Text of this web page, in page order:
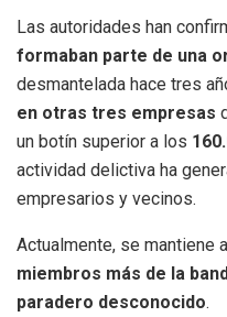
Las autoridades han
formaban parte de una
desmantelada hace tres
en otras tres empresas
un botín superior a los
actividad delictiva ha
empresarios y vecinos.
Actualmente, se mantiene
miembros más de la
paradero desconocido.